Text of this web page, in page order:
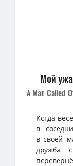
Мой
A Man Called
Когда
в
в своей
дружба с